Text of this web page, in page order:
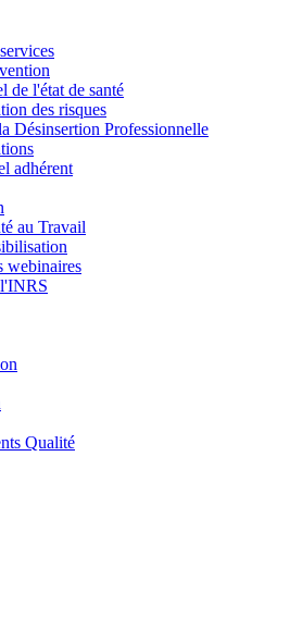
de l'état de santé
des risques
Désinsertion Professionnelle
adhérent
au Travail
webinaires
Qualité